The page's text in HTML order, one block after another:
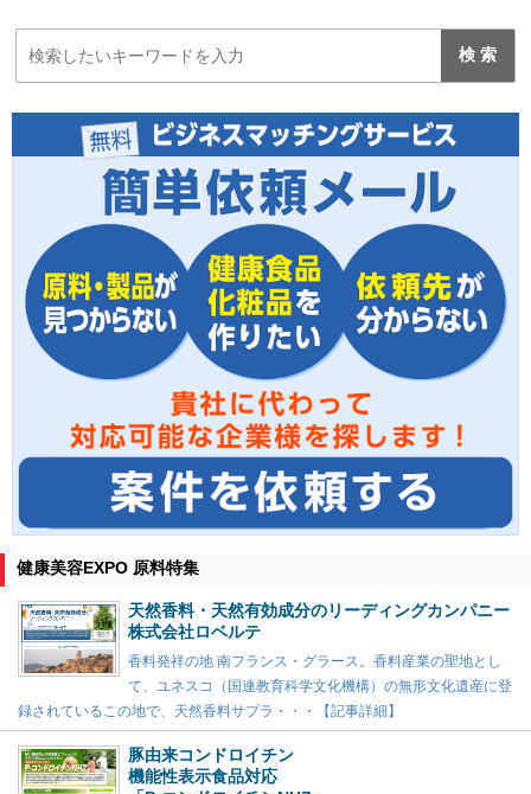
健康美容EXPO 原料特集
天然香料・天然有効成分のリーディングカンパニー
株式会社ロベルテ
香料発祥の地 南フランス・グラース。香料産業の聖地とし
て、ユネスコ（国連教育科学文化機構）の無形文化遺産に登
録されているこの地で、天然香料サプラ・・・【記事詳細】
豚由来コンドロイチン
機能性表示食品対応